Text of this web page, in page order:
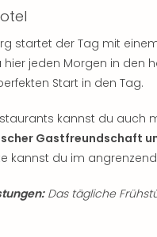
startet der Tag mit
hier jeden Morgen in den
Start in den Tag.
kannst du auch
Gastfreundschaft
kannst du im
Das tägliche